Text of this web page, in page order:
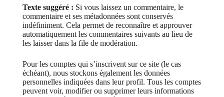
Texte suggéré : Si vous laissez un commentaire, le
commentaire et ses métadonnées sont conservés
indéfiniment. Cela permet de reconnaître et approuver
automatiquement les commentaires suivants au lieu de
les laisser dans la file de modération.
Pour les comptes qui s’inscrivent sur ce site (le cas
échéant), nous stockons également les données
personnelles indiquées dans leur profil. Tous les comptes
peuvent voir, modifier ou supprimer leurs informations